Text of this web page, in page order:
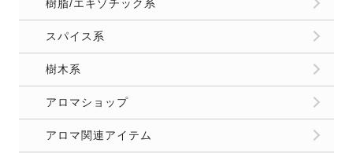
樹脂/エキゾチック系
スパイス系
樹木系
アロマショップ
アロマ関連アイテム